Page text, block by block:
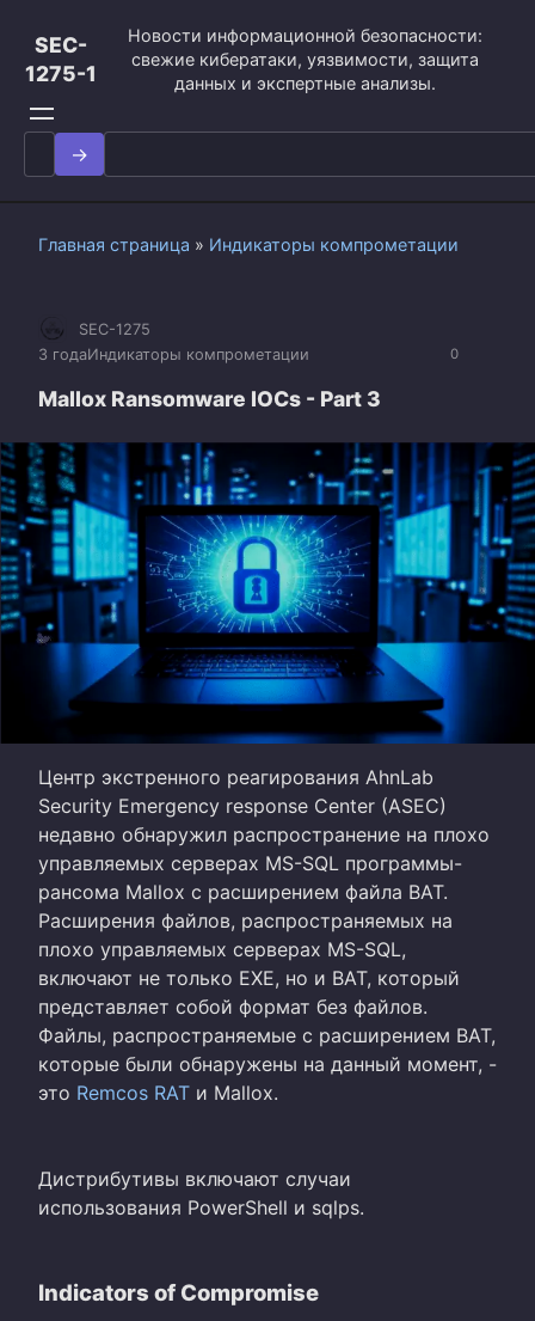
контенту
SEC-
1275-1
Новости информационной безопасности:
свежие кибератаки, уязвимости, защита
данных и экспертные анализы.
Search
for:
Главная страница » Индикаторы компрометации
0
SEC-1275
3 годаИндикаторы компрометации
Mallox Ransomware IOCs - Part 3
Центр экстренного реагирования AhnLab
Security Emergency response Center (ASEC)
недавно обнаружил распространение на плохо
управляемых серверах MS-SQL программы-
рансома Mallox с расширением файла BAT.
Расширения файлов, распространяемых на
плохо управляемых серверах MS-SQL,
включают не только EXE, но и BAT, который
представляет собой формат без файлов.
Файлы, распространяемые с расширением BAT,
которые были обнаружены на данный момент, -
это Remcos RAT и Mallox.
Дистрибутивы включают случаи
использования PowerShell и sqlps.
Indicators of Compromise